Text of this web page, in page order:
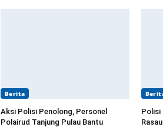
Berita
Aksi Polisi Penolong, Personel
Polairud Tanjung Pulau Bantu
Polisi